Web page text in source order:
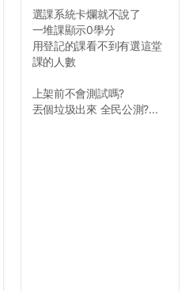
選課系統卡爛就不說了
一堆課顯示0學分
用登記的課看不到有選這堂
課的人數
上架前不會測試嗎?
丟個垃圾出來 全民公測?...